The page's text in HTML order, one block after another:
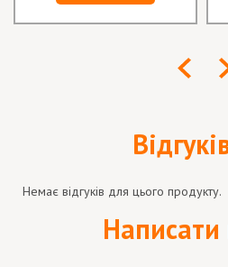
Немає відгуків для цього продукту.
Написати